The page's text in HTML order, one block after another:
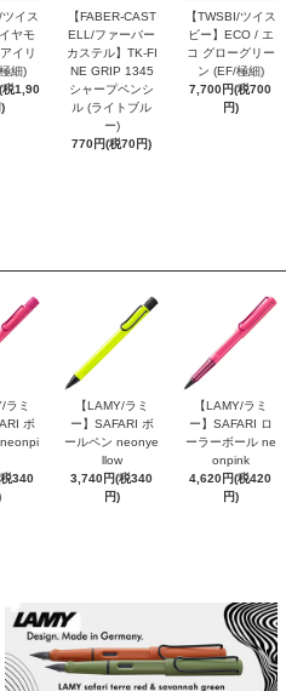
ツイス
ヤモ
イリ
細)
1,90
【FABER-CAST
ELL/ファーバー
カステル】TK-FI
NE GRIP 1345
シャープペンシ
ル (ライトブル
ー)
770円(税70円)
【TWSBI/ツイス
ビー】ECO / エ
コ グローグリー
ン (EF/極細)
7,700円(税700
円)
ラミ
ボ
340
【LAMY/ラミ
ー】SAFARI ボ
ールペン neonye
llow
3,740円(税340
円)
【LAMY/ラミ
ー】SAFARI ロ
ーラーボール ne
onpink
4,620円(税420
円)